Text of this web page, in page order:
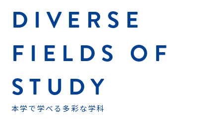
DIVERSE
FIELDS OF
STUDY
本学で学べる多彩な学科